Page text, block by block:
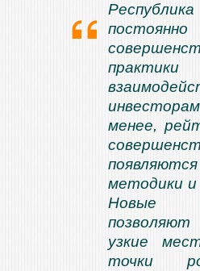
постоянно
менее,
методики и
Новые
узкие
точки